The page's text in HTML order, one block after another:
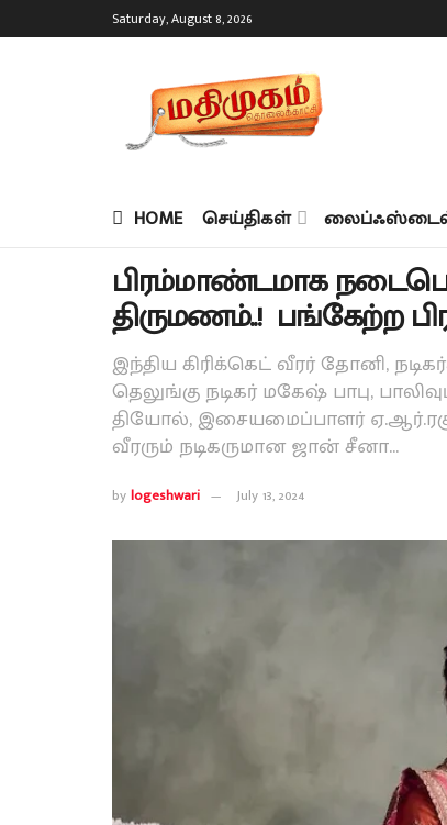
Saturday, August 8, 2026
HOME செய்திகள்
பிரம்மாண்டமாக
திருமணம்..! பங்கேற்ற
இந்திய கிரிக்கெட் வீரர் தோனி,
தெலுங்கு நடிகர் மகேஷ் பாபு,
தியோல், இசையமைப்பாளர்
வீரரும் நடிகருமான ஜான் சீனா...
bylogeshwari July 13, 2024